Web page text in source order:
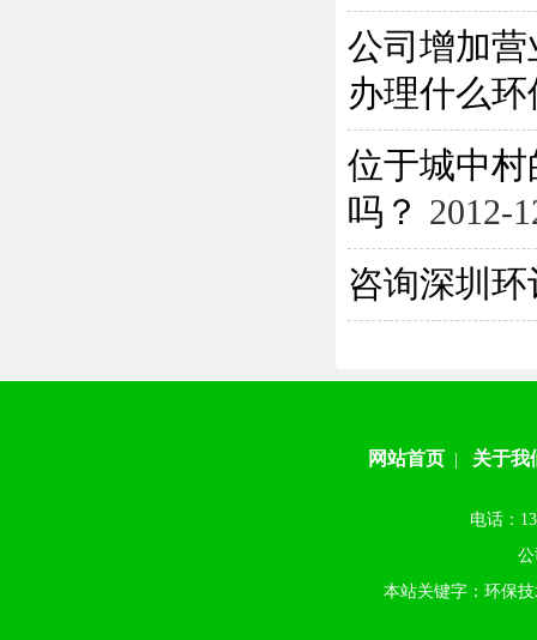
公司增加
办理什么
位于城中
吗？ 2012-
咨询深圳
网站首页 关于我
电话：
本站关键字：环保